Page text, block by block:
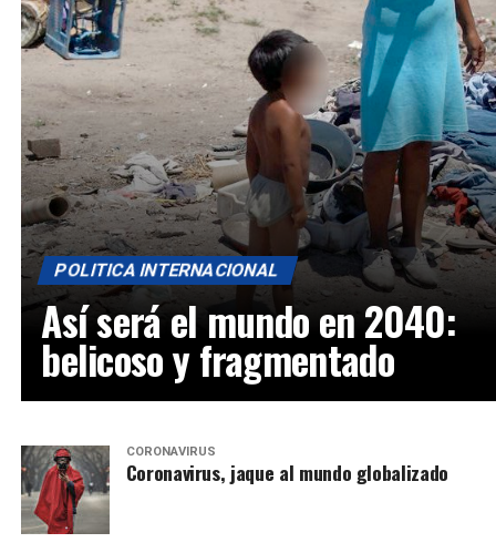
POLITICA INTERNACIONAL
Así será el mundo en 2040:
belicoso y fragmentado
CORONAVIRUS
Coronavirus, jaque al mundo globalizado